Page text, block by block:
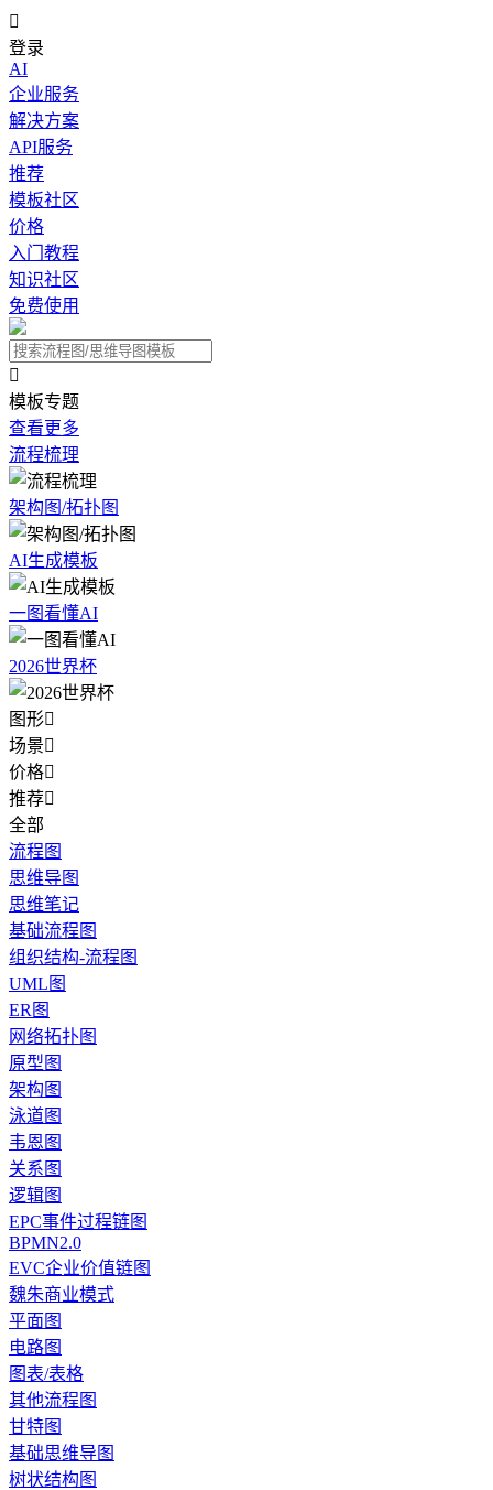

登录
AI
企业服务
解决方案
API服务
推荐
模板社区
价格
入门教程
知识社区
免费使用

模板专题
查看更多
流程梳理
架构图/拓扑图
AI生成模板
一图看懂AI
2026世界杯
图形
场景
价格
推荐
全部
流程图
思维导图
思维笔记
基础流程图
组织结构-流程图
UML图
ER图
网络拓扑图
原型图
架构图
泳道图
韦恩图
关系图
逻辑图
EPC事件过程链图
BPMN2.0
EVC企业价值链图
魏朱商业模式
平面图
电路图
图表/表格
其他流程图
甘特图
基础思维导图
树状结构图